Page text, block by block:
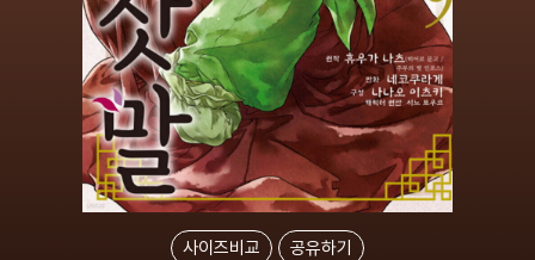
사이즈비교 공유하기